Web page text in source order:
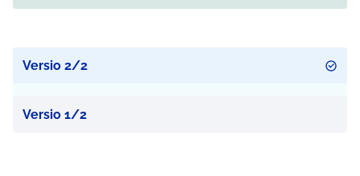
Versio 2/2
Versio 1/2